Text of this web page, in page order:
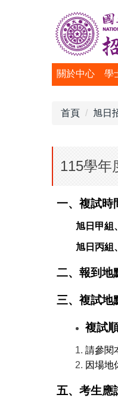
關於中心 學
首頁 旭日
115學年
一、複試時
旭日甲組
旭日丙組
二、報到地
三、複試地
複試
請參閱
因場地
五、考生應